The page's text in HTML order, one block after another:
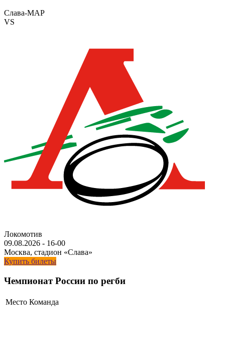
Слава-МАР
VS
Локомотив
09.08.2026 - 16-00
Москва, стадион «Слава»
Купить билеты
Чемпионат России по регби
Место Команда